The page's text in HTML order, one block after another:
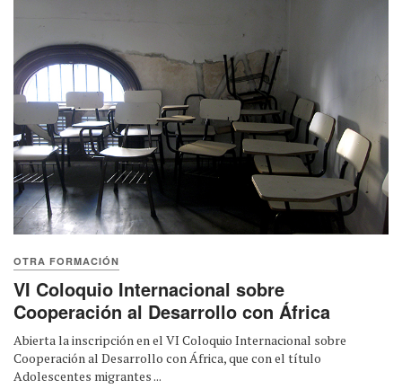
OTRA FORMACIÓN
VI Coloquio Internacional sobre
Cooperación al Desarrollo con África
Abierta la inscripción en el VI Coloquio Internacional sobre
Cooperación al Desarrollo con África, que con el título
Adolescentes migrantes ...